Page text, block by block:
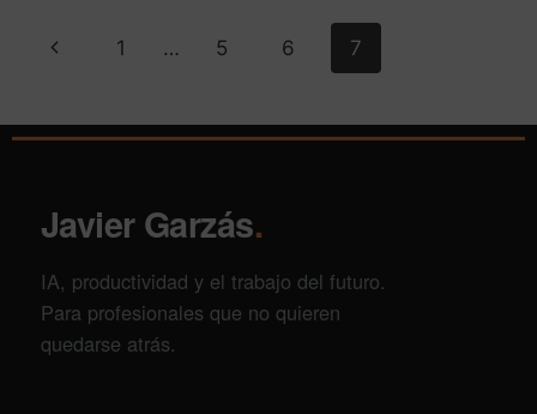
1 … 5 6 7
Javier Garzás.
IA, productividad y el trabajo del futuro.
Para profesionales que no quieren
quedarse atrás.